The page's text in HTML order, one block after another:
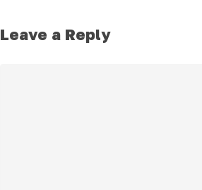
Leave a Reply